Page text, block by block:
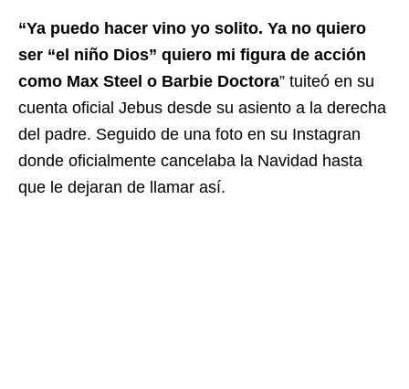
“Ya puedo hacer vino yo solito. Ya no quiero
ser “el niño Dios” quiero mi figura de acción
como Max Steel o Barbie Doctora” tuiteó en su
cuenta oficial Jebus desde su asiento a la derecha
del padre. Seguido de una foto en su Instagran
donde oficialmente cancelaba la Navidad hasta
que le dejaran de llamar así.